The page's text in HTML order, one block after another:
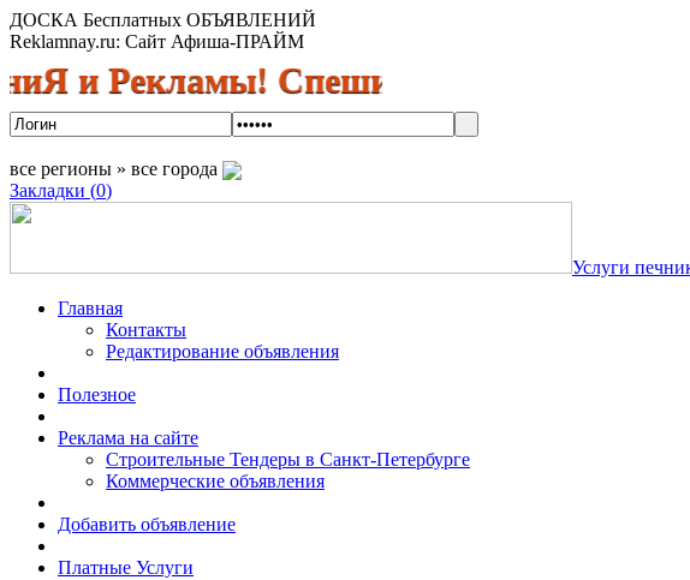
ДОСКА Бесплатных ОБЪЯВЛЕНИЙ
Reklamnay.ru: Сайт Афиша-ПРАЙМ
Рекламы! Спешите разместить
все регионы » все города
Закладки (0)
Услуги
Главная
Контакты
Редактирование объявления
Полезное
Реклама на сайте
Строительные Тендеры в Санкт-Петербурге
Коммерческие объявления
Добавить объявление
Платные Услуги